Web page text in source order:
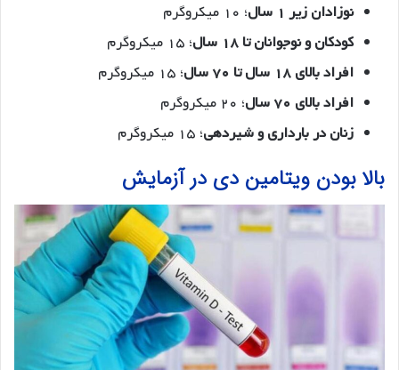
نوزادان زیر ۱ سال
؛ ۱۰ میکروگرم
کودکان و نوجوانان تا ۱۸ سال
؛ ۱۵ میکروگرم
افراد بالای ۱۸ سال تا ۷۰ سال
؛ ۱۵ میکروگرم
افراد بالای ۷۰ سال
؛ ۲۰ میکروگرم
زنان در بارداری و شیردهی؛ ۱۵ میکروگرم
بالا بودن ویتامین دی در آزمایش